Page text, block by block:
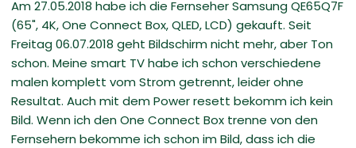
m
Am 27.05.2018 habe ich die Fernseher Samsung QE65Q7F
(65", 4K, One Connect Box, QLED, LCD) gekauft. Seit
Freitag 06.07.2018 geht Bildschirm nicht mehr, aber Ton
schon. Meine smart TV habe ich schon verschiedene
malen komplett vom Strom getrennt, leider ohne
Resultat. Auch mit dem Power resett bekomm ich kein
Bild. Wenn ich den One Connect Box trenne von den
Fernsehern bekomme ich schon im Bild, dass ich die